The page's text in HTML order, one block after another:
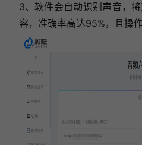
3、软件会自动识别声音，
容，准确率高达95%，且操